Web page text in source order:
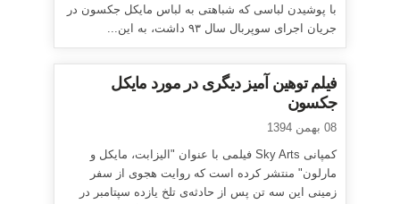
با پوشیدن لباسی که شباهتی به لباس مایکل جکسون در
جریان اجرای سوپربال سال ۹۳ داشت، به این...
فیلم توهین آمیز دیگری در مورد مایکل
جکسون
08 بهمن 1394
کمپانی Sky Arts فیلمی با عنوان "الیزابت، مایکل و
مارلون" منتشر کرده است که روایت هجوی از سفر
زمینی این سه تن پس از حادثه‌ی تلخ یازده سپتامبر در